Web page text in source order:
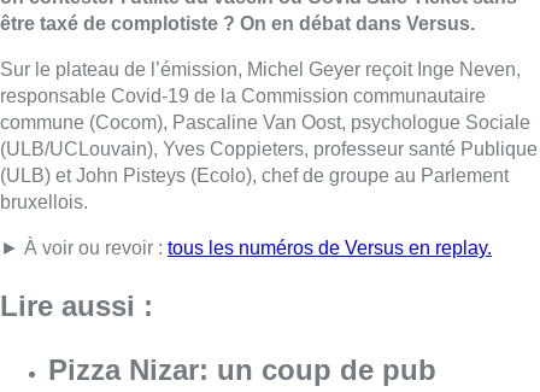
inattendu grâce à l’IA